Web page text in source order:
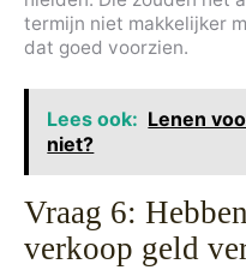
termijn niet makkelijker
dat goed voorzien.
Lees ook: Lenen
niet?
Vraag 6:
verkoop geld